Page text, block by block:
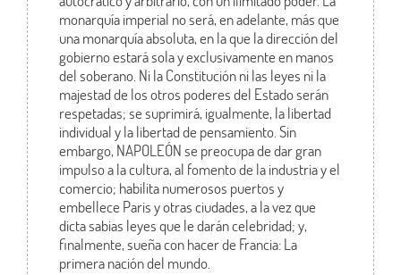
monarquía imperial no será, en adelante, más que
una monarquía absoluta, en la que la dirección del
gobierno estará sola y exclusivamente en manos
del soberano. Ni la Constitución ni las leyes ni la
majestad de los otros poderes del Estado serán
respetadas; se suprimirá, igualmente, la libertad
individual y la libertad de pensamiento. Sin
embargo, NAPOLEÓN se preocupa de dar gran
impulso a la cultura, al fomento de la industria y el
comercio; habilita numerosos puertos y
embellece Paris y otras ciudades, a la vez que
dicta sabias leyes que le darán celebridad; y,
finalmente, sueña con hacer de Francia: La
primera nación del mundo.